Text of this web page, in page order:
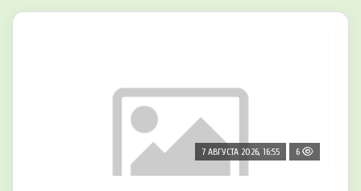
7 АВГУСТА 2026, 16:55 6